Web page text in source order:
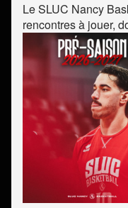
Le SLUC Nancy
rencontres à jouer,